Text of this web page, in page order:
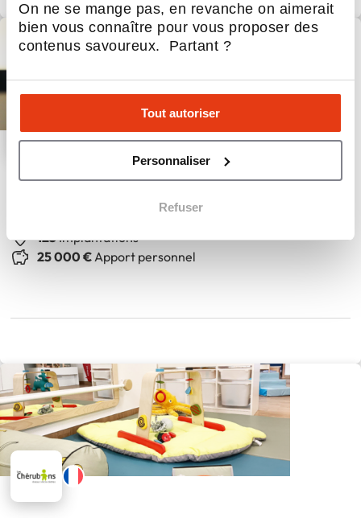
On ne se mange pas, en revanche on aimerait
bien vous connaître pour vous proposer des
contenus savoureux. Partant ?
Tout autoriser
Personnaliser
Refuser
Réseau RNPC
125Implantations
25 000 €Apport personnel